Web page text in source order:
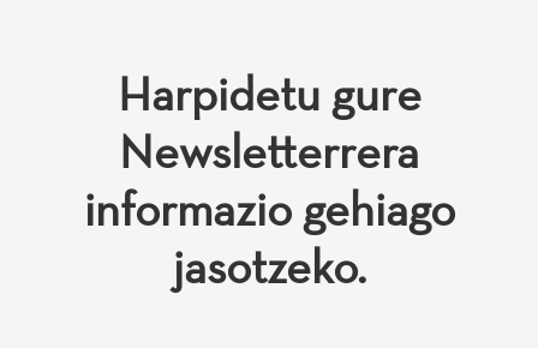
Harpidetu gure
Newsletterrera
informazio gehiago
jasotzeko.